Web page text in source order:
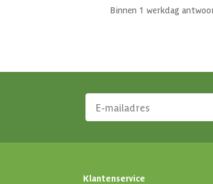
Binnen 1 werkdag
Klantenservice